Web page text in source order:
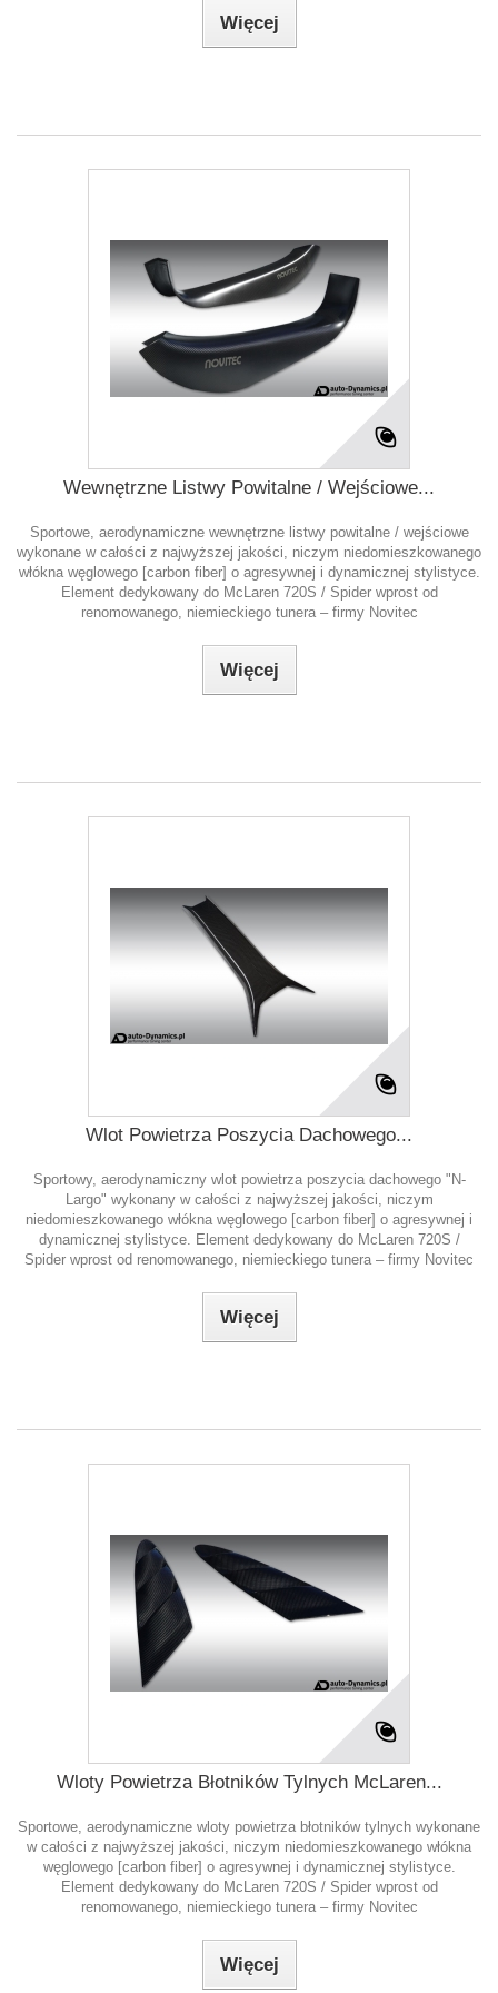
Więcej
Wewnętrzne Listwy Powitalne / Wejściowe...
Sportowe, aerodynamiczne wewnętrzne listwy powitalne / wejściowe
wykonane w całości z najwyższej jakości, niczym niedomieszkowanego
włókna węglowego [carbon fiber] o agresywnej i dynamicznej stylistyce.
Element dedykowany do McLaren 720S / Spider wprost od
renomowanego, niemieckiego tunera – firmy Novitec
Więcej
Wlot Powietrza Poszycia Dachowego...
Sportowy, aerodynamiczny wlot powietrza poszycia dachowego "N-
Largo" wykonany w całości z najwyższej jakości, niczym
niedomieszkowanego włókna węglowego [carbon fiber] o agresywnej i
dynamicznej stylistyce. Element dedykowany do McLaren 720S /
Spider wprost od renomowanego, niemieckiego tunera – firmy Novitec
Więcej
Wloty Powietrza Błotników Tylnych McLaren...
Sportowe, aerodynamiczne wloty powietrza błotników tylnych wykonane
w całości z najwyższej jakości, niczym niedomieszkowanego włókna
węglowego [carbon fiber] o agresywnej i dynamicznej stylistyce.
Element dedykowany do McLaren 720S / Spider wprost od
renomowanego, niemieckiego tunera – firmy Novitec
Więcej